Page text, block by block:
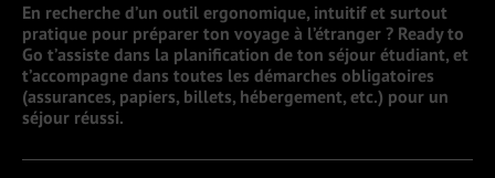
En recherche d’un outil ergonomique, intuitif et surtout
pratique pour préparer ton voyage à l’étranger ? Ready to
Go t’assiste dans la planification de ton séjour étudiant, et
t’accompagne dans toutes les démarches obligatoires
(assurances, papiers, billets, hébergement, etc.) pour un
séjour réussi.